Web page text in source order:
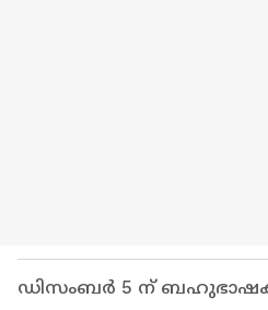
ഡിസംബര്‍ 5 ന്